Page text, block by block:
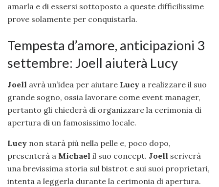
amarla e di essersi sottoposto a queste difficilissime
prove solamente per conquistarla.
Tempesta d’amore, anticipazioni 3
settembre: Joell aiuterà Lucy
Joell avrà un’idea per aiutare Lucy a realizzare il suo
grande sogno, ossia lavorare come event manager,
pertanto gli chiederà di organizzare la cerimonia di
apertura di un famosissimo locale.
Lucy non starà più nella pelle e, poco dopo,
presenterà a Michael il suo concept. Joell scriverà
una brevissima storia sul bistrot e sui suoi proprietari,
intenta a leggerla durante la cerimonia di apertura.